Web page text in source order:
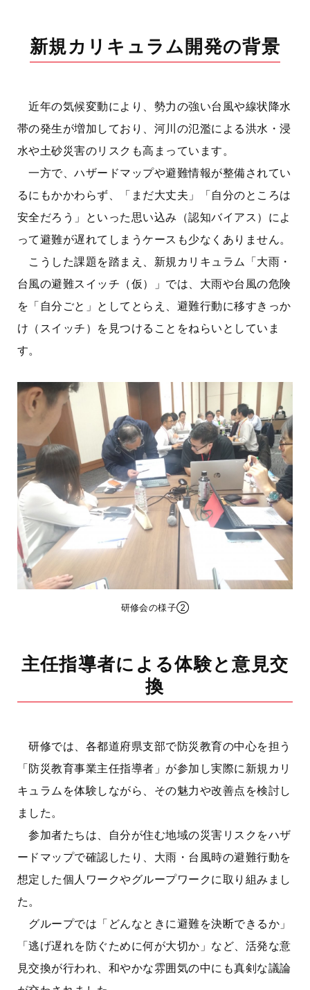
新規カリキュラム開発の背景
近年の気候変動により、勢力の強い台風や線状降水
帯の発生が増加しており、河川の氾濫による洪水・浸
水や土砂災害のリスクも高まっています。
一方で、ハザードマップや避難情報が整備されてい
るにもかかわらず、「まだ大丈夫」「自分のところは
安全だろう」といった思い込み（認知バイアス）によ
って避難が遅れてしまうケースも少なくありません。
こうした課題を踏まえ、新規カリキュラム「大雨・
台風の避難スイッチ（仮）」では、大雨や台風の危険
を「自分ごと」としてとらえ、避難行動に移すきっか
け（スイッチ）を見つけることをねらいとしていま
す。
研修会の様子②
主任指導者による体験と意見交
換
研修では、各都道府県支部で防災教育の中心を担う
「防災教育事業主任指導者」が参加し実際に新規カリ
キュラムを体験しながら、その魅力や改善点を検討し
ました。
参加者たちは、自分が住む地域の災害リスクをハザ
ードマップで確認したり、大雨・台風時の避難行動を
想定した個人ワークやグループワークに取り組みまし
た。
グループでは「どんなときに避難を決断できるか」
「逃げ遅れを防ぐために何が大切か」など、活発な意
見交換が行われ、和やかな雰囲気の中にも真剣な議論